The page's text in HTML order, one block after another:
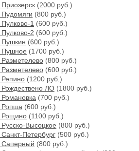
Приозерск (2000 руб.)
Пудомяги (800 руб.)
1 (600 руб.)
Пулково-2 (600 руб.)
Пушкин (600 руб.)
Пушное (1700 руб.)
Разметелево (800 руб.)
Разметелево (600 руб.)
Репино (1200 руб.)
Рождествено ЛО (1800 руб.)
Романовка (700 руб.)
Ропша (600 руб.)
Рощино (1100 руб.)
Русско-Высоцкое (800 руб.)
Санкт-Петербург (500 руб.)
Саперный (800 руб.)